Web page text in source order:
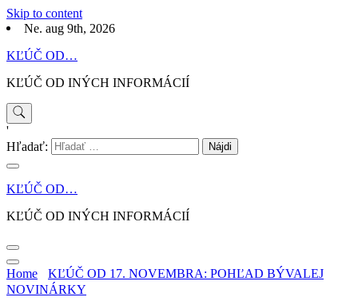
Skip to content
Ne. aug 9th, 2026
KĽÚČ OD…
KĽÚČ OD INÝCH INFORMÁCIÍ
'
Hľadať:
KĽÚČ OD…
KĽÚČ OD INÝCH INFORMÁCIÍ
Home
KĽÚČ OD 17. NOVEMBRA: POHĽAD BÝVALEJ
NOVINÁRKY